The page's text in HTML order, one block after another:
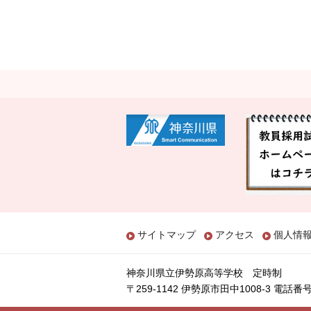
サイトマップ アクセス 個人情
神奈川県立伊勢原高等学校 定時制
〒259-1142 伊勢原市田中1008-3 電話番